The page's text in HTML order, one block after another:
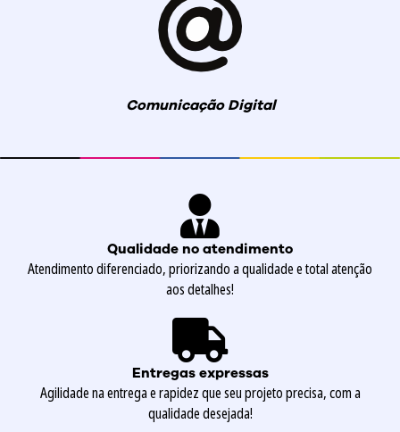
Comunicação Digital
Qualidade no atendimento
Atendimento diferenciado, priorizando a qualidade e total atenção
aos detalhes!
Entregas expressas
Agilidade na entrega e rapidez que seu projeto precisa, com a
qualidade desejada!